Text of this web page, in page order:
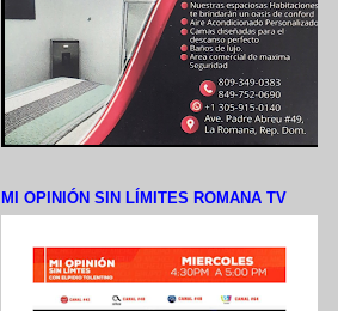
MI OPINIÓN SIN LÍMITES ROMANA TV